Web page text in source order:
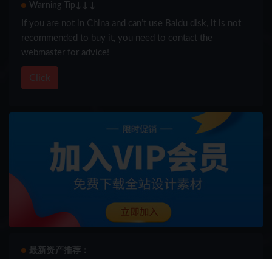
Warning Tip↓↓↓
If you are not in China and can’t use Baidu disk, it is not
recommended to buy it, you need to contact the
webmaster for advice!
Click
最新资产推荐：